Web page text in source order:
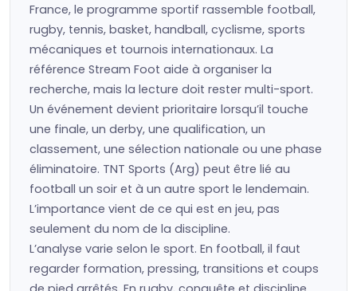
France, le programme sportif rassemble football,
rugby, tennis, basket, handball, cyclisme, sports
mécaniques et tournois internationaux. La
référence Stream Foot aide à organiser la
recherche, mais la lecture doit rester multi-sport.
Un événement devient prioritaire lorsqu’il touche
une finale, un derby, une qualification, un
classement, une sélection nationale ou une phase
éliminatoire. TNT Sports (Arg) peut être lié au
football un soir et à un autre sport le lendemain.
L’importance vient de ce qui est en jeu, pas
seulement du nom de la discipline.
L’analyse varie selon le sport. En football, il faut
regarder formation, pressing, transitions et coups